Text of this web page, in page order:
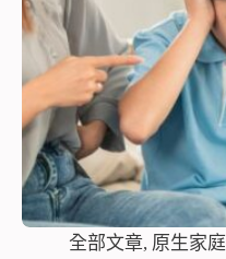
全部文章, 原生家庭